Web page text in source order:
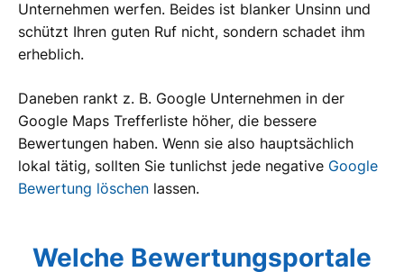
Unternehmen werfen. Beides ist blanker Unsinn und
schützt Ihren guten Ruf nicht, sondern schadet ihm
erheblich.
Daneben rankt z. B. Google Unternehmen in der
Google Maps Trefferliste höher, die bessere
Bewertungen haben. Wenn sie also hauptsächlich
lokal tätig, sollten Sie tunlichst jede negative Google
Bewertung löschen lassen.
Welche Bewertungsportale